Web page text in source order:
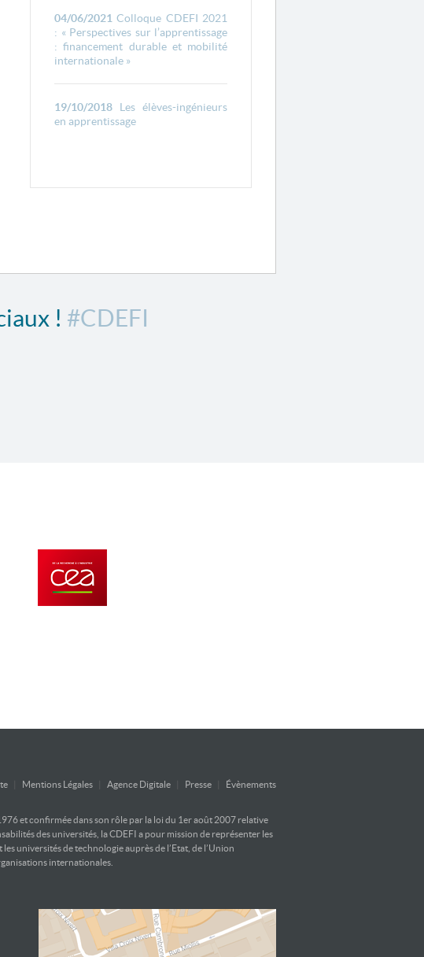
04/06/2021 Colloque CDEFI 2021
: « Perspectives sur l’apprentissage
: financement durable et mobilité
internationale »
19/10/2018 Les élèves-ingénieurs
en apprentissage
! #CDEFI
Mentions Légales Agence Digitale Presse Évènements
et confirmée dans son rôle par la loi du 1er août 2007 relative
des universités, la CDEFI a pour mission de représenter les
les universités de technologie auprès de l’Etat, de l’Union
internationales.